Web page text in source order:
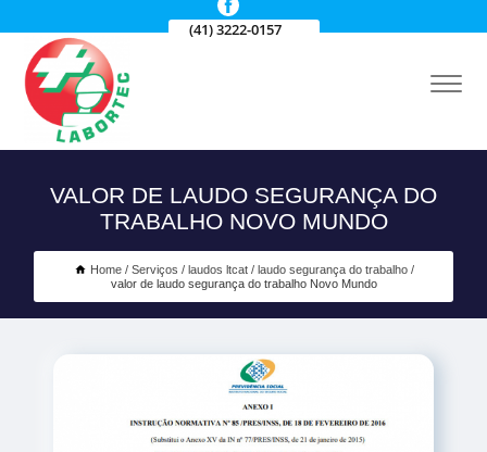
(41) 3222-0157
VALOR DE LAUDO SEGURANÇA DO
TRABALHO NOVO MUNDO
Home Serviços laudos ltcat
laudo segurança do trabalho
valor de laudo segurança do trabalho Novo Mundo